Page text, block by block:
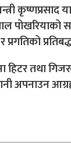
कृष्णप्रसाद
पोखरियाको
प्रगतिको
हिटर तथा
अपनाउन